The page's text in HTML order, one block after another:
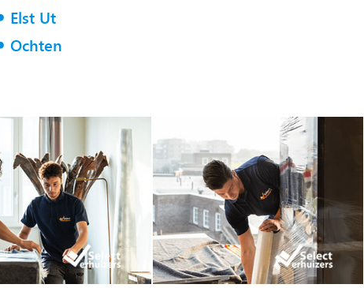
Elst Ut
Ochten